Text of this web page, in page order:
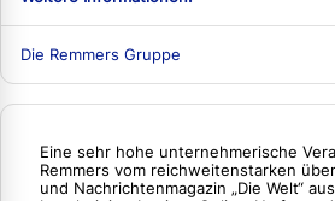
Die Remmers Gruppe
Eine sehr hohe unternehmerische
Remmers vom reichweitenstarken
und Nachrichtenmagazin „Die Welt“